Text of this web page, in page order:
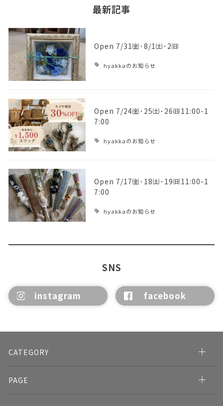
最新記事
Open 7/31㈮･8/1㈯･2㈰
hyakkaのお知らせ
Open 7/24㈮･25㈯･26㈰11:00-1
7:00
hyakkaのお知らせ
Open 7/17㈮･18㈯･19㈰11:00-1
7:00
hyakkaのお知らせ
SNS
instagram facebook
CATEGORY
PAGE